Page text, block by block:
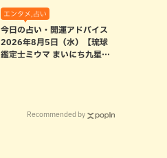
エンタメ,占い
今日の占い・開運アドバイス
2026年8月5日（水）【琉球
鑑定士ミウマ まいにち九星気
Recommended by